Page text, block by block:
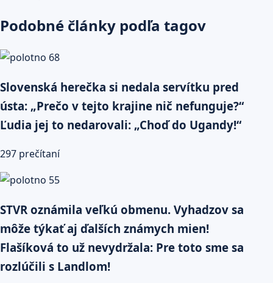
Podobné články podľa tagov
Slovenská herečka si nedala servítku pred
ústa: „Prečo v tejto krajine nič nefunguje?“
Ľudia jej to nedarovali: „Choď do Ugandy!“
297 prečítaní
STVR oznámila veľkú obmenu. Vyhadzov sa
môže týkať aj ďalších známych mien!
Flašíková to už nevydržala: Pre toto sme sa
rozlúčili s Landlom!